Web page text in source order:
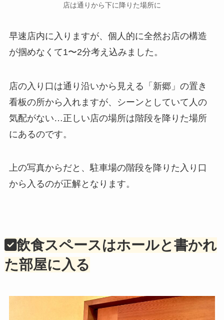
店は通りから下に降りた場所に
早速店内に入りますが、個人的に全然お店の構造
が掴めなくて1〜2分考え込みました。
店の入り口は通り沿いから見える「新郷」の置き
看板の所から入れますが、シーンとしていて人の
気配がない…正しい店の場所は階段を降りた場所
にあるのです。
上の写真からだと、駐車場の階段を降りた入り口
から入るのが正解となります。
飲食スペースはホールと書かれ
た部屋に入る